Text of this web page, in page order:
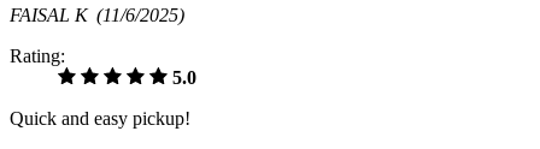
FAISAL K (11/6/2025)
Rating:
5.0
Quick and easy pickup!